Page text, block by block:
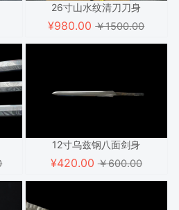
26寸山水纹清刀刀身
¥980.00￥1500.00
12寸乌兹钢八面剑身
¥420.00￥600.00